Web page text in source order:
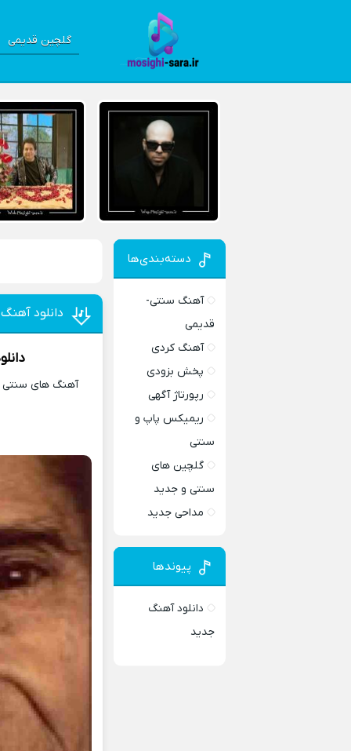
گلچین قدیمی
دانلود
آهنگ های سنتی
دسته‌بندی‌ها
آهنگ سنتی-
قدیمی
آهنگ کردی
پخش بزودی
رپورتاژ آگهی
ریمیکس پاپ و
سنتی
گلچین های
سنتی و جدید
مداحی جدید
پیوندها
دانلود آهنگ
جدید